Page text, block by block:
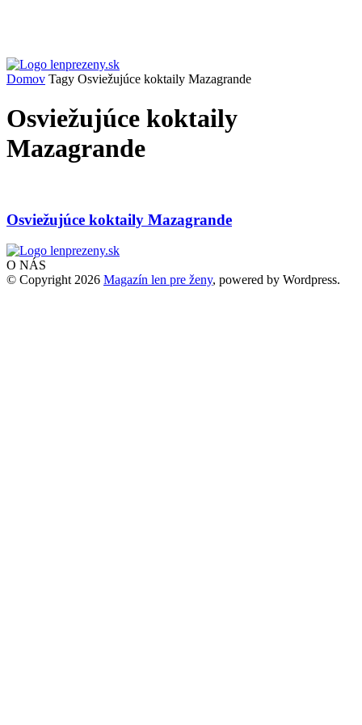
Domov Tagy Osviežujúce koktaily Mazagrande
Osviežujúce koktaily
Mazagrande
Osviežujúce koktaily Mazagrande
O NÁS
© Copyright 2026 Magazín len pre ženy, powered by Wordpress.